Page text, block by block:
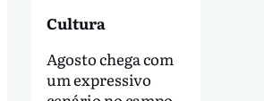
Cultura
Agosto chega com
um expressivo